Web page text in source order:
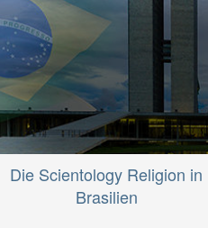
Die Scientology Religion in
Brasilien